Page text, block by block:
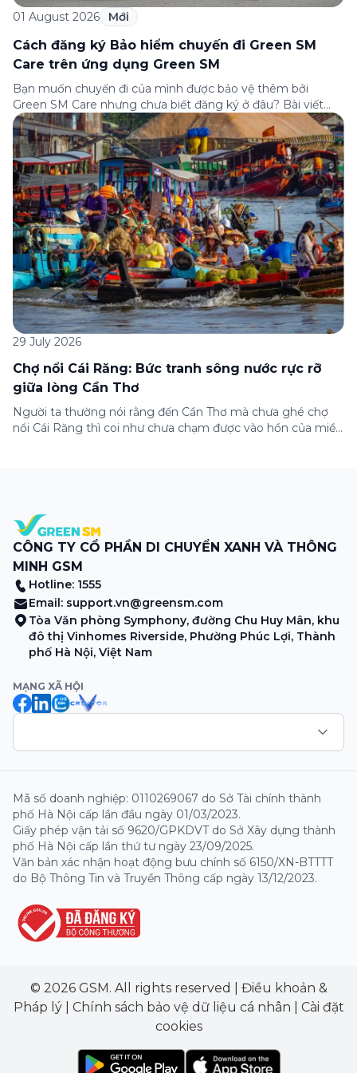
01 August 2026 Mới
Cách đăng ký Bảo hiểm chuyến đi Green SM
Care trên ứng dụng Green SM
Bạn muốn chuyến đi của mình được bảo vệ thêm bởi
Green SM Care nhưng chưa biết đăng ký ở đâu? Bài viết
dưới đây sẽ hướng dẫn chi tiết cách tham gia (và hủy tham
gia) gói bảo hiểm này ngay trên ứng dụng Green SM, cùng
những lưu ý quan trọng trước khi […]
29 July 2026
Chợ nổi Cái Răng: Bức tranh sông nước rực rỡ
giữa lòng Cần Thơ
Người ta thường nói rằng đến Cần Thơ mà chưa ghé chợ
nổi Cái Răng thì coi như chưa chạm được vào hồn của miền
CÔNG TY CỔ PHẦN DI CHUYỂN XANH VÀ THÔNG
MINH GSM
Hotline: 1555
Email: support.vn@greensm.com
Tòa Văn phòng Symphony, đường Chu Huy Mân, khu
đô thị Vinhomes Riverside, Phường Phúc Lợi, Thành
phố Hà Nội, Việt Nam
MẠNG XÃ HỘI
Mã số doanh nghiệp: 0110269067 do Sở Tài chính thành
phố Hà Nội cấp lần đầu ngày 01/03/2023.
Giấy phép vận tải số 9620/GPKDVT do Sở Xây dựng thành
phố Hà Nội cấp lần thứ tư ngày 23/09/2025.
Văn bản xác nhận hoạt động bưu chính số 6150/XN-BTTTT
do Bộ Thông Tin và Truyền Thông cấp ngày 13/12/2023.
© 2026 GSM. All rights reserved
Điều khoản &
Pháp lý| Chính sách bảo vệ dữ liệu cá nhân
Cài đặt
cookies